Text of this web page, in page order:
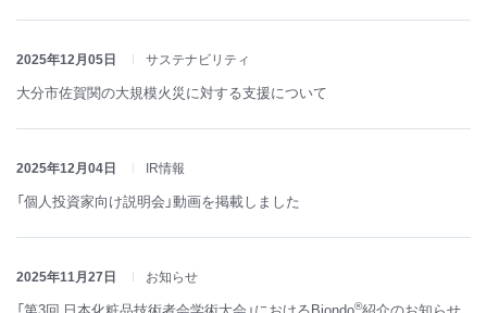
2025年12月05日 サステナビリティ
大分市佐賀関の大規模火災に対する支援について
2025年12月04日 IR情報
「個人投資家向け説明会」動画を掲載しました
2025年11月27日 お知らせ
®